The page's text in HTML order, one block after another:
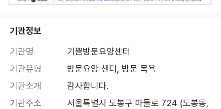
기관정보
기관명
기쁨방문요양센터
기관유형
방문요양 센터, 방문 목욕
기관소개
감사합니다.
기관주소
서울특별시 도봉구 마들로 724 (도봉동,